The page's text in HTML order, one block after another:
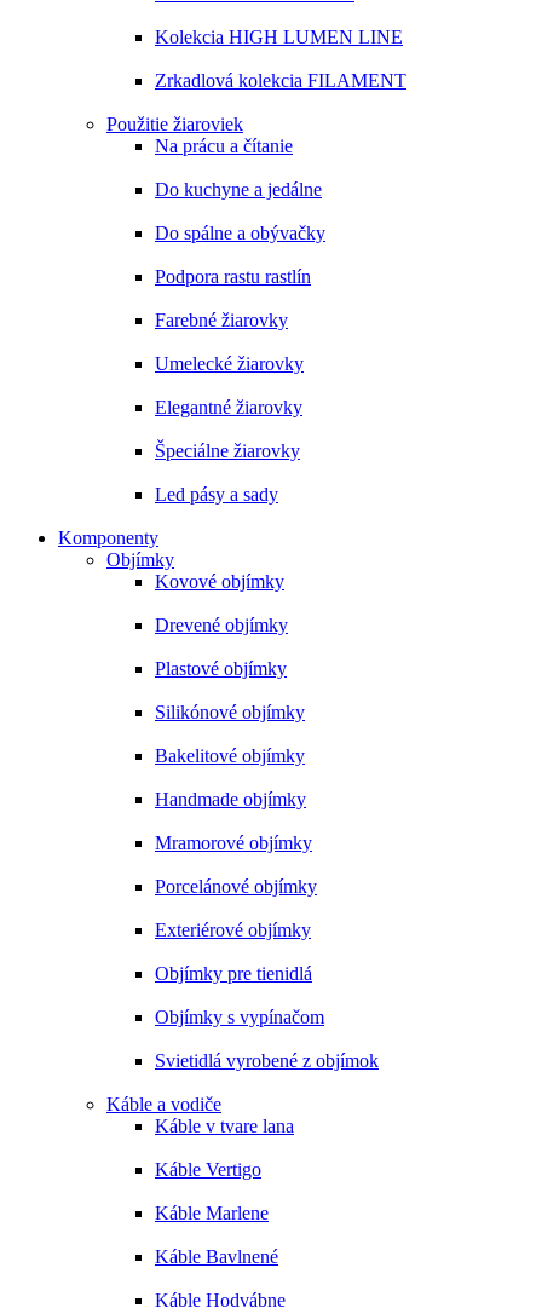
Kolekcia HIGH LUMEN LINE
Zrkadlová kolekcia FILAMENT
Použitie žiaroviek
Na prácu a čítanie
Do kuchyne a jedálne
Do spálne a obývačky
Podpora rastu rastlín
Farebné žiarovky
Umelecké žiarovky
Elegantné žiarovky
Špeciálne žiarovky
Led pásy a sady
Komponenty
Objímky
Kovové objímky
Drevené objímky
Plastové objímky
Silikónové objímky
Bakelitové objímky
Handmade objímky
Mramorové objímky
Porcelánové objímky
Exteriérové objímky
Objímky pre tienidlá
Objímky s vypínačom
Svietidlá vyrobené z objímok
Káble a vodiče
Káble v tvare lana
Káble Vertigo
Káble Marlene
Káble Bavlnené
Káble Hodvábne